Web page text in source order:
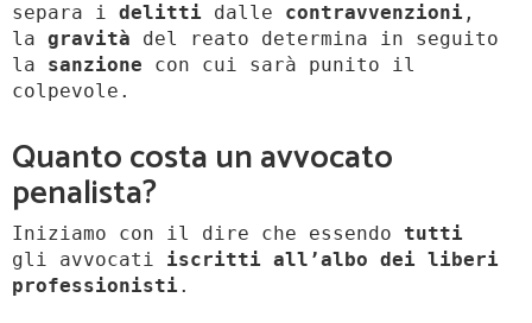
separa i delitti dalle contravvenzioni ,
la gravità del reato determina in seguito
la sanzione con cui sarà punito il
colpevole.
Quanto costa un avvocato
penalista?
Iniziamo con il dire che essendo tutti
gli avvocati iscritti all’albo dei liberi
professionisti .